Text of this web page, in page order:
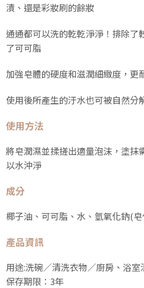
漬、還是彩妝刷的餘妝
通通都可以洗的乾乾淨淨！排除了
了可可脂
加強皂體的硬度和滋潤細緻度，更
使用後所產生的汙水也可被自然分
使用方法
將皂潤濕並揉搓出適量泡沫，塗抹
以水沖淨
成分
椰子油、可可脂、水、氫氧化鈉(
產品資訊
用途:洗碗／清洗衣物／廚房、浴
保存期限：3年